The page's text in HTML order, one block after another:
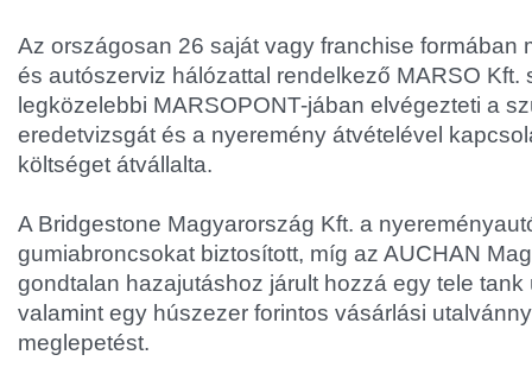
Az országosan 26 saját vagy franchise formában
és autószerviz hálózattal rendelkező MARSO Kft.
legközelebbi MARSOPONT-jában elvégezteti a
eredetvizsgát és a nyeremény átvételével
költséget átvállalta.
A Bridgestone Magyarország Kft. a
gumiabroncsokat biztosított, míg az AUCHAN
gondtalan hazajutáshoz járult hozzá egy tele
valamint egy húszezer forintos vásárlási
meglepetést.